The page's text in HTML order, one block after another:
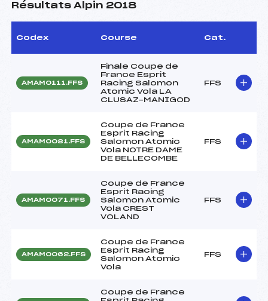
Résultats Alpin 2018
Codex Course Cat.
AMAM0111.FFS
Finale Coupe de
France Esprit
Racing Salomon
Atomic Vola LA
CLUSAZ-MANIGOD
FFS
AMAM0081.FFS
Coupe de France
Esprit Racing
Salomon Atomic
Vola NOTRE DAME
DE BELLECOMBE
FFS
AMAM0071.FFS
Coupe de France
Esprit Racing
Salomon Atomic
Vola CREST
VOLAND
FFS
AMAM0062.FFS
Coupe de France
Esprit Racing
Salomon Atomic
Vola
FFS
Coupe de France